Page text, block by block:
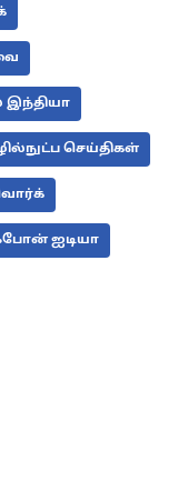
இந்தியா
செய்திகள்
ஐடியா